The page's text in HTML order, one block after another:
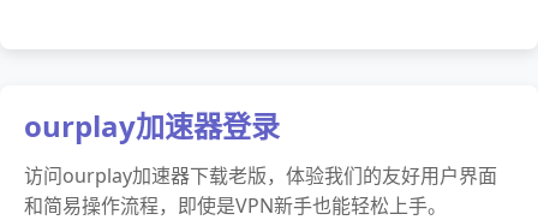
ourplay加速器登录
访问ourplay加速器下载老版，体验我们的友好用户界面
和简易操作流程，即使是VPN新手也能轻松上手。